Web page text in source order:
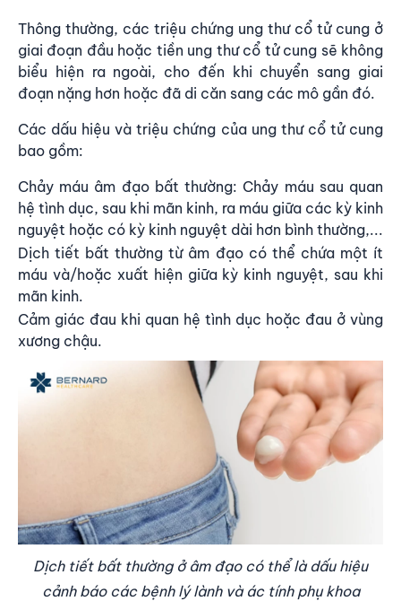
Thông thường, các triệu chứng ung thư cổ tử cung ở
giai đoạn đầu hoặc tiền ung thư cổ tử cung sẽ không
biểu hiện ra ngoài, cho đến khi chuyển sang giai
đoạn nặng hơn hoặc đã di căn sang các mô gần đó.
Các dấu hiệu và triệu chứng của ung thư cổ tử cung
bao gồm:
Chảy máu âm đạo bất thường: Chảy máu sau quan
hệ tình dục, sau khi mãn kinh, ra máu giữa các kỳ kinh
nguyệt hoặc có kỳ kinh nguyệt dài hơn bình thường,...
Dịch tiết bất thường từ âm đạo có thể chứa một ít
máu và/hoặc xuất hiện giữa kỳ kinh nguyệt, sau khi
mãn kinh.
Cảm giác đau khi quan hệ tình dục hoặc đau ở vùng
xương chậu.
Dịch tiết bất thường ở âm đạo có thể là dấu hiệu
cảnh báo các bệnh lý lành và ác tính phụ khoa